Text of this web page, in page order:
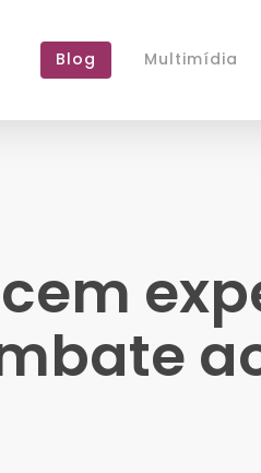
Blog Multimídia